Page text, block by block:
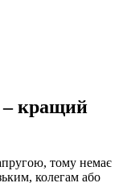
– кращий
тому немає
колегам або